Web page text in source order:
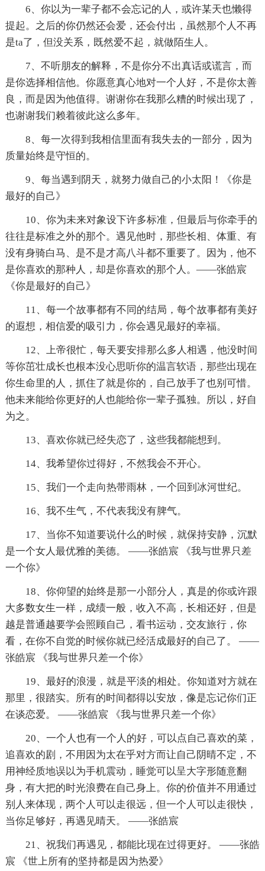
6、你以为一辈子都不会忘记的人，或许某天也懒得
提起。之后的你仍然还会爱，还会付出，虽然那个人不再
是ta了，但没关系，既然爱不起，就做陌生人。
7、不听朋友的解释，不是你分不出真话或谎言，而
是你选择相信他。你愿意真心地对一个人好，不是你太善
良，而是因为他值得。谢谢你在我那么糟的时候出现了，
也谢谢我们赖着彼此这么多年。
8、每一次得到我相信里面有我失去的一部分，因为
质量始终是守恒的。
9、每当遇到阴天，就努力做自己的小太阳！《你是
最好的自己》
10、你为未来对象设下许多标准，但最后与你牵手的
往往是标准之外的那个。遇见他时，那些长相、体重、有
没有身骑白马、是不是才高八斗都不重要了。因为，他不
是你喜欢的那种人，却是你喜欢的那个人。——张皓宸
《你是最好的自己》
11、每一个故事都有不同的结局，每个故事都有美好
的遐想，相信爱的吸引力，你会遇见最好的幸福。
12、上帝很忙，每天要安排那么多人相遇，他没时间
等你茁壮成长也根本没心思听你的温言软语，那些出现在
你生命里的人，抓住了就是你的，自己放手了也别可惜。
他未来能给你更好的人也能给你一辈子孤独。所以，好自
为之。
13、喜欢你就已经失恋了，这些我都能想到。
14、我希望你过得好，不然我会不开心。
15、我们一个走向热带雨林，一个回到冰河世纪。
16、我不生气，不代表我没有脾气。
17、当你不知道要说什么的时候，就保持安静，沉默
是一个女人最优雅的美德。 ——张皓宸 《我与世界只差
一个你》
18、你仰望的始终是那一小部分人，真是的你或许跟
大多数女生一样，成绩一般，收入不高，长相还好，但是
越是普通越要学会照顾自己，看书运动，交友旅行，你
看，在你不自觉的时候你就已经活成最好的自己了。 ——
张皓宸 《我与世界只差一个你》
19、最好的浪漫，就是平淡的相处。你知道对方就在
那里，很踏实。所有的时间都得以安放，像是忘记你们正
在谈恋爱。 ——张皓宸 《我与世界只差一个你》
20、一个人也有一个人的好，可以点自己喜欢的菜，
追喜欢的剧，不用因为太在乎对方而让自己阴晴不定，不
用神经质地误以为手机震动，睡觉可以呈大字形随意翻
身，有大把的时光浪费在自己身上。你的价值并不用通过
别人来体现，两个人可以走很远，但一个人可以走很快，
当你足够好，再遇见晴天。 ——张皓宸
21、祝我们再遇见，都能比现在过得更好。 ——张皓
宸 《世上所有的坚持都是因为热爱》